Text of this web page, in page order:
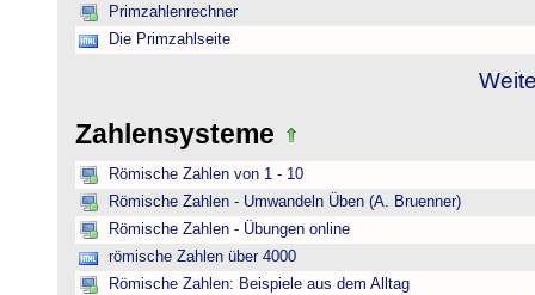
Primzahlenrechner
Die Primzahlseite
Zahlensysteme
Römische Zahlen von 1 - 10
Römische Zahlen - Umwandeln Üben (A. Bruenner)
Römische Zahlen - Übungen online
römische Zahlen über 4000
Römische Zahlen: Beispiele aus dem Alltag